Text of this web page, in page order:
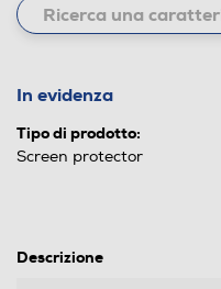
In evidenza
Tipo di prodotto:
Screen protector
Descrizione